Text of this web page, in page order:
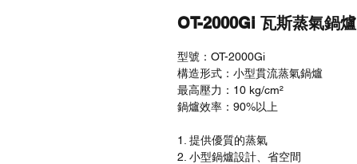
OT-2000Gi 瓦斯蒸氣鍋爐
型號：OT-2000Gi
構造形式：小型貫流蒸氣鍋爐
最高壓力：10 kg/cm²
鍋爐效率：90%以上
1. 提供優質的蒸氣
2. 小型鍋爐設計、省空間